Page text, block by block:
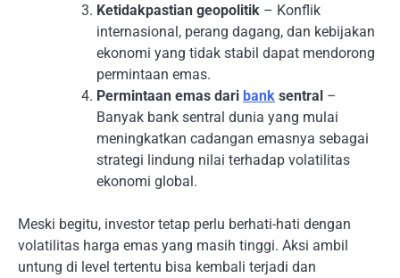
Ketidakpastian geopolitik – Konflik
internasional, perang dagang, dan kebijakan
ekonomi yang tidak stabil dapat mendorong
permintaan emas.
Permintaan emas dari bank sentral –
Banyak bank sentral dunia yang mulai
meningkatkan cadangan emasnya sebagai
strategi lindung nilai terhadap volatilitas
ekonomi global.
Meski begitu, investor tetap perlu berhati-hati dengan
volatilitas harga emas yang masih tinggi. Aksi ambil
untung di level tertentu bisa kembali terjadi dan